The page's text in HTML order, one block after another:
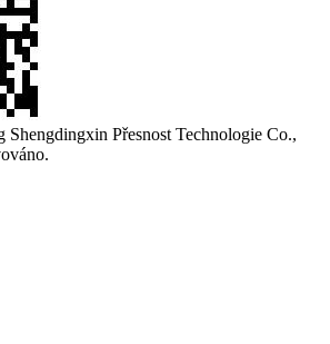
Přesnost Technologie Co.,